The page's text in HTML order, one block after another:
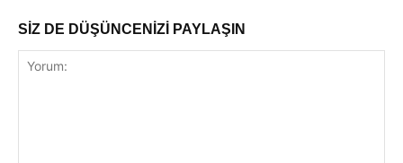
SİZ DE DÜŞÜNCENİZİ PAYLAŞIN